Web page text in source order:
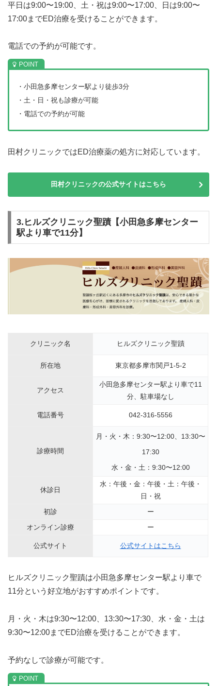
平日は9:00〜19:00、土・祝は9:00〜17:00、日は9:00〜
17:00までED治療を受けることができます。
電話での予約が可能です。
・小田急多摩センター駅より徒歩3分
・土・日・祝も診療が可能
・電話での予約が可能
田村クリニックではED治療薬の処方に対応しています。
田村クリニックの公式サイトはこちら
3.ヒルズクリニック聖蹟【小田急多摩センター
駅より車で11分】
クリニック名 ヒルズクリニック聖蹟
所在地 東京都多摩市関戸1-5-2
アクセス
小田急多摩センター駅より車で11
分、駐車場なし
電話番号 042-316-5556
診療時間
月・火・木：9:30〜12:00、13:30〜
17:30
水・金・土：9:30〜12:00
休診日
水：午後・金：午後・土：午後・
日・祝
初診
ー
オンライン診療
ー
公式サイト 公式サイトはこちら
ヒルズクリニック聖蹟は小田急多摩センター駅より車で
11分という好立地がおすすめポイントです。
月・火・木は9:30〜12:00、13:30〜17:30、水・金・土は
9:30〜12:00までED治療を受けることができます。
予約なしで診療が可能です。